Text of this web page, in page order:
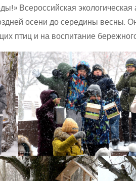
Всероссийская
осени до середины весны.
птиц и на воспитание